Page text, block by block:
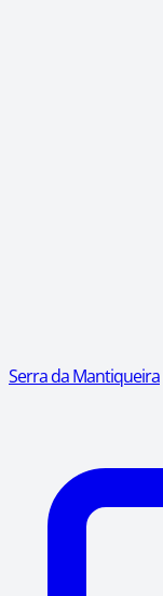
Serra da Mantiqueira